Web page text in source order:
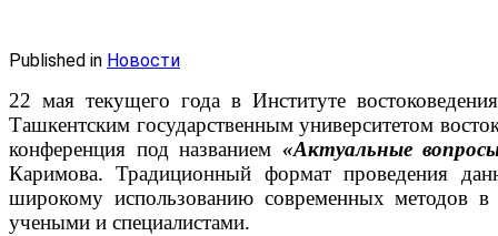
Published in Новости
22 мая текущего года в Институте
Ташкентским государственным университетом
конференция под названием «Актуальные
Каримова. Традиционный формат проведения
широкому использованию современных методов
учеными и специалистами.